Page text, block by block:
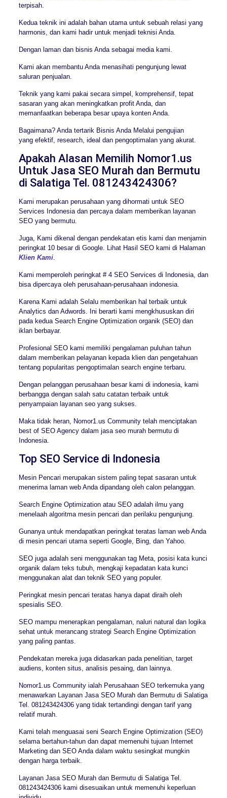
terpisah.
Kedua teknik ini adalah bahan utama untuk sebuah relasi yang
harmonis, dan kami hadir untuk menjadi teknisi Anda.
Dengan laman dan bisnis Anda sebagai media kami.
Kami akan membantu Anda menasihati pengunjung lewat
saluran penjualan.
Teknik yang kami pakai secara simpel, komprehensif, tepat
sasaran yang akan meningkatkan profit Anda, dan
memanfaatkan beberapa besar upaya konten Anda.
Bagaimana? Anda tertarik Bisnis Anda Melalui pengujian
yang efektif, research, ideal dan pengoptimalan yang akurat.
Apakah Alasan Memilih Nomor1.us
Untuk Jasa SEO Murah dan Bermutu
di Salatiga Tel. 081243424306?
Kami merupakan perusahaan yang dihormati untuk SEO
Services Indonesia dan percaya dalam memberikan layanan
SEO yang bermutu.
Juga, Kami dikenal dengan pendekatan etis kami dan menjamin
peringkat 10 besar di Google. Lihat Hasil SEO kami di Halaman
Klien Kami.
Kami memperoleh peringkat # 4 SEO Services di Indonesia, dan
bisa dipercaya oleh perusahaan-perusahaan indonesia.
Karena Kami adalah Selalu memberikan hal terbaik untuk
Analytics dan Adwords. Ini berarti kami mengkhususkan diri
pada kedua Search Engine Optimization organik (SEO) dan
iklan berbayar.
Profesional SEO kami memiliki pengalaman puluhan tahun
dalam memberikan pelayanan kepada klien dan pengetahuan
tentang popularitas pengoptimalan search engine terbaru.
Dengan pelanggan perusahaan besar kami di indonesia, kami
berbangga dengan salah satu catatan terbaik untuk
penyampaian layanan seo yang sukses.
Maka tidak heran, Nomor1.us Community telah menciptakan
best of SEO Agency dalam jasa seo murah bermutu di
Indonesia.
Top SEO Service di Indonesia
Mesin Pencari merupakan sistem paling tepat sasaran untuk
menerima laman web Anda dipandang oleh calon pelanggan.
Search Engine Optimization atau SEO adalah ilmu yang
menelaah algoritma mesin pencari dan perilaku pengunjung.
Gunanya untuk mendapatkan peringkat teratas laman web Anda
di mesin pencari utama seperti Google, Bing, dan Yahoo.
SEO juga adalah seni menggunakan tag Meta, posisi kata kunci
organik dalam teks tubuh, mengkaji kepadatan kata kunci
menggunakan alat dan teknik SEO yang populer.
Peringkat mesin pencari teratas hanya dapat diraih oleh
spesialis SEO.
SEO mampu menerapkan pengalaman, naluri natural dan logika
sehat untuk merancang strategi Search Engine Optimization
yang paling pantas.
Pendekatan mereka juga didasarkan pada penelitian, target
audiens, konten situs, analisis pesaing, dan lainnya.
Nomor1.us Community ialah Perusahaan SEO terkemuka yang
menawarkan Layanan Jasa SEO Murah dan Bermutu di Salatiga
Tel. 081243424306 yang tidak tertandingi dengan tarif yang
relatif murah.
Kami telah menguasai seni Search Engine Optimization (SEO)
selama bertahun-tahun dan dapat memenuhi tujuan Internet
Marketing dan SEO Anda dalam waktu sesingkat mungkin
dengan harga terbaik.
Layanan Jasa SEO Murah dan Bermutu di Salatiga Tel.
081243424306 kami disesuaikan untuk memenuhi keperluan